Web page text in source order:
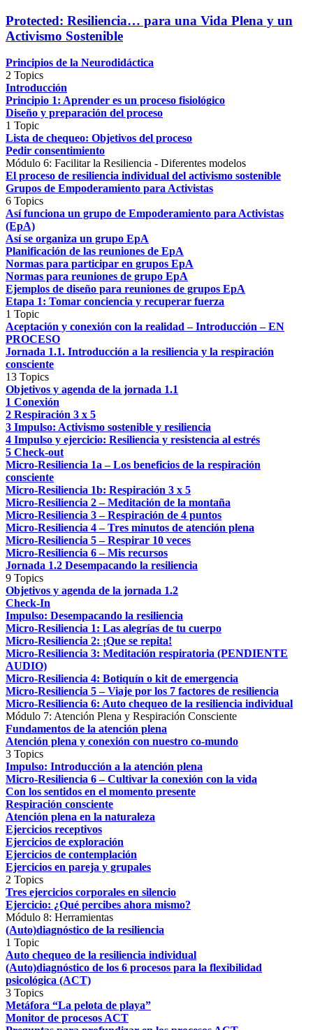
Protected: Resiliencia… para una Vida Plena y un
Activismo Sostenible
Principios de la Neurodidáctica
2 Topics
Introducción
Principio 1: Aprender es un proceso fisiológico
Diseño y preparación del proceso
1 Topic
Lista de chequeo: Objetivos del proceso
Pedir consentimiento
Módulo 6: Facilitar la Resiliencia - Diferentes modelos
El proceso de resiliencia individual del activismo sostenible
Grupos de Empoderamiento para Activistas
6 Topics
Así funciona un grupo de Empoderamiento para Activistas
(EpA)
Así se organiza un grupo EpA
Planificación de las reuniones de EpA
Normas para participar en grupos EpA
Normas para reuniones de grupo EpA
Ejemplos de diseño para reuniones de grupos EpA
Etapa 1: Tomar conciencia y recuperar fuerza
1 Topic
Aceptación y conexión con la realidad – Introducción – EN
PROCESO
Jornada 1.1. Introducción a la resiliencia y la respiración
consciente
13 Topics
Objetivos y agenda de la jornada 1.1
1 Conexión
2 Respiración 3 x 5
3 Impulso: Activismo sostenible y resiliencia
4 Impulso y ejercicio: Resiliencia y resistencia al estrés
5 Check-out
Micro-Resiliencia 1a – Los beneficios de la respiración
consciente
Micro-Resiliencia 1b: Respiración 3 x 5
Micro-Resiliencia 2 – Meditación de la montaña
Micro-Resiliencia 3 – Respiración de 4 puntos
Micro-Resiliencia 4 – Tres minutos de atención plena
Micro-Resiliencia 5 – Respirar 10 veces
Micro-Resiliencia 6 – Mis recursos
Jornada 1.2 Desempacando la resiliencia
9 Topics
Objetivos y agenda de la jornada 1.2
Check-In
Impulso: Desempacando la resiliencia
Micro-Resiliencia 1: Las alegrías de tu cuerpo
Micro-Resiliencia 2: ¡Que se repita!
Micro-Resiliencia 3: Meditación respiratoria (PENDIENTE
AUDIO)
Micro-Resiliencia 4: Botiquín o kit de emergencia
Micro-Resiliencia 5 – Viaje por los 7 factores de resiliencia
Micro-Resiliencia 6: Auto chequeo de la resiliencia individual
Módulo 7: Atención Plena y Respiración Consciente
Fundamentos de la atención plena
Atención plena y conexión con nuestro co-mundo
3 Topics
Impulso: Introducción a la atención plena
Micro-Resiliencia 6 – Cultivar la conexión con la vida
Con los sentidos en el momento presente
Respiración consciente
Atención plena en la naturaleza
Ejercicios receptivos
Ejercicios de exploración
Ejercicios de contemplación
Ejercicios en pareja y grupales
2 Topics
Tres ejercicios corporales en silencio
Ejercicio: ¿Qué percibes ahora mismo?
Módulo 8: Herramientas
(Auto)diagnóstico de la resiliencia
1 Topic
Auto chequeo de la resiliencia individual
(Auto)diagnóstico de los 6 procesos para la flexibilidad
psicológica (ACT)
3 Topics
Metáfora “La pelota de playa”
Monitor de procesos ACT